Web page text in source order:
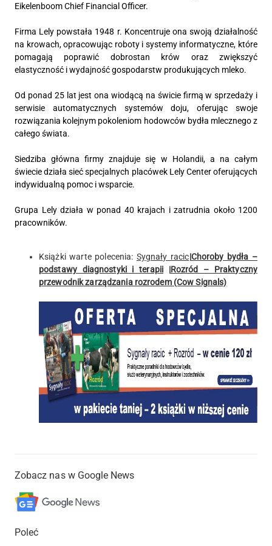
Eikelenboom Chief Financial Officer.
Firma Lely powstała 1948 r. Koncentruje ona swoją działalność
na krowach, opracowując roboty i systemy informatyczne, które
pomagają poprawić dobrostan krów oraz zwiększyć
elastyczność i wydajność gospodarstw produkujących mleko.
Od ponad 25 lat jest ona wiodącą na świcie firmą w sprzedaży i
serwisie automatycznych systemów doju, oferując swoje
rozwiązania kolejnym pokoleniom hodowców bydła mlecznego z
całego świata.
Siedziba główna firmy znajduje się w Holandii, a na całym
świecie działa sieć specjalnych placówek Lely Center oferujących
indywidualną pomoc i wsparcie.
Grupa Lely działa w ponad 40 krajach i zatrudnia około 1200
pracowników.
Książki warte polecenia: Sygnały racic|Choroby bydła –
podstawy diagnostyki i terapii |Rozród – Praktyczny
przewodnik zarządzania rozrodem (Cow Signals)
Zobacz nas w Google News
Poleć